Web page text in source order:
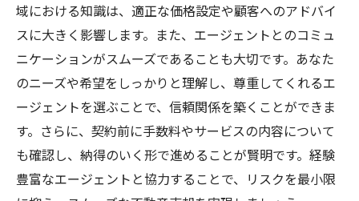
域における知識は、適正な価格設定や顧客へのアドバイ
スに大きく影響します。また、エージェントとのコミュ
ニケーションがスムーズであることも大切です。あなた
のニーズや希望をしっかりと理解し、尊重してくれるエ
ージェントを選ぶことで、信頼関係を築くことができま
す。さらに、契約前に手数料やサービスの内容について
も確認し、納得のいく形で進めることが賢明です。経験
豊富なエージェントと協力することで、リスクを最小限